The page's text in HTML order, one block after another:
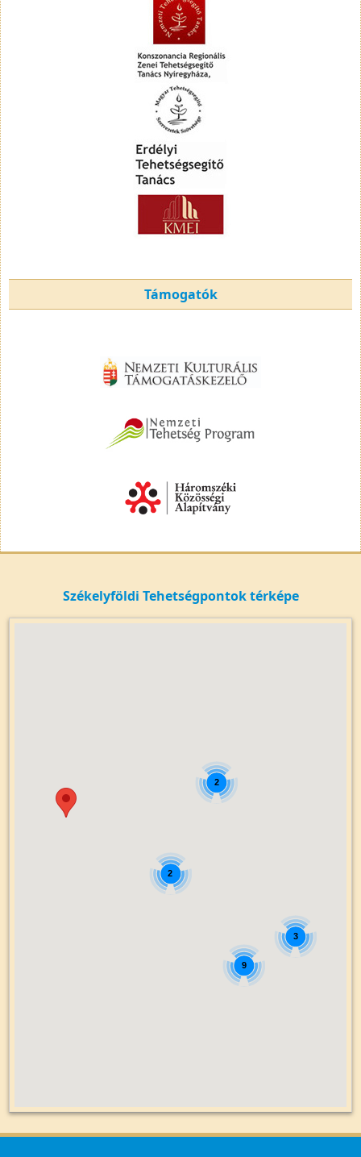
Támogatók
Székelyföldi Tehetségpontok térképe
9
3
2
2